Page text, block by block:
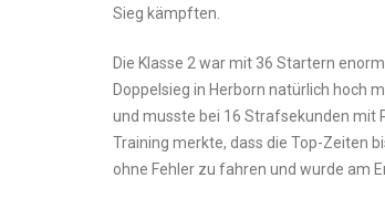
Sieg kämpften.
Die Klasse 2 war mit 36 Startern
Doppelsieg in Herborn natürlich hoch
und musste bei 16 Strafsekunden mit
Training merkte, dass die Top-Zeiten
ohne Fehler zu fahren und wurde am